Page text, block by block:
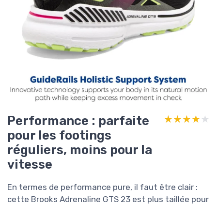
Performance : parfaite
pour les footings
réguliers, moins pour la
vitesse
★★★★★
★★★★★
En termes de performance pure, il faut être clair :
cette Brooks Adrenaline GTS 23 est plus taillée pour